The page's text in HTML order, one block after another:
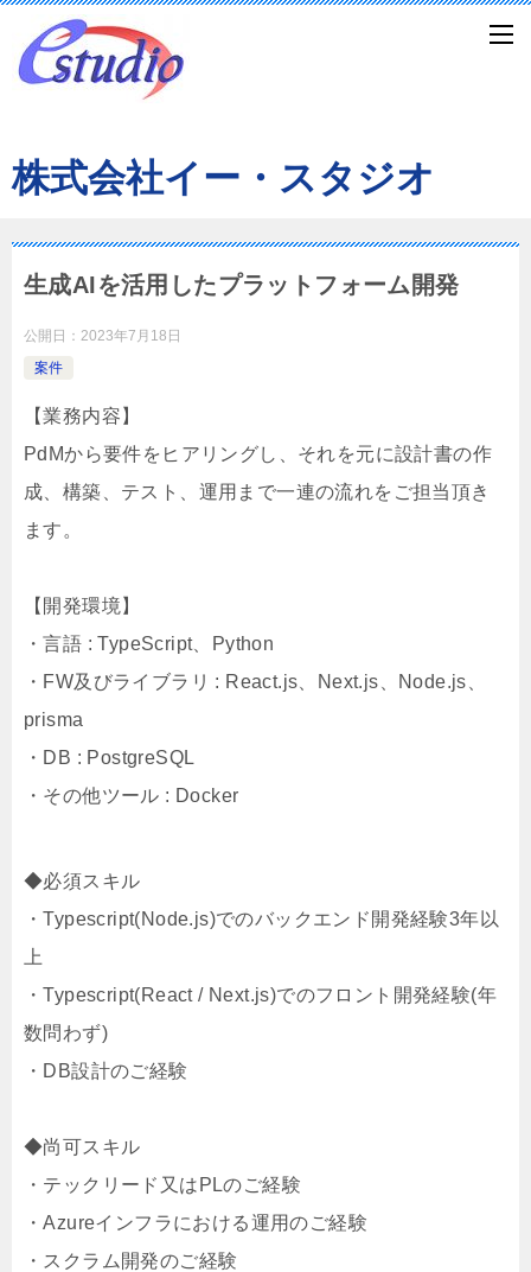
株式会社イー・スタジオ
生成AIを活用したプラットフォーム開発
公開日： 2023年7月18日
案件
【業務内容】
PdMから要件をヒアリングし、それを元に設計書の作
成、構築、テスト、運用まで一連の流れをご担当頂き
ます。
【開発環境】
・言語 : TypeScript、Python
・FW及びライブラリ : React.js、Next.js、Node.js、
prisma
・DB : PostgreSQL
・その他ツール : Docker
◆必須スキル
・Typescript(Node.js)でのバックエンド開発経験3年以
上
・Typescript(React / Next.js)でのフロント開発経験(年
数問わず)
・DB設計のご経験
◆尚可スキル
・テックリード又はPLのご経験
・Azureインフラにおける運用のご経験
・スクラム開発のご経験